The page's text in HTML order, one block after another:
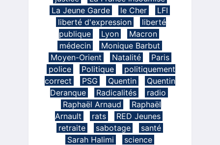
La Jeune Garde
le Cher
LFI
liberté d'expression
liberté
publique
Lyon
Macron
médecin
Monique Barbut
Moyen-Orient
Natalité
Paris
police
Politique
politiquement
correct
PSG Quentin
Quentin
Deranque
Radicalités
radio
Raphaël Arnaud
Raphaël
Arnault
rats
RED Jeunes
retraite
sabotage
santé
Sarah Halimi
science